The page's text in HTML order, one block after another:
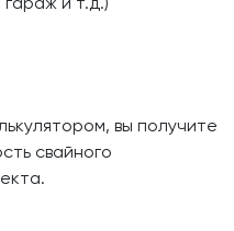
вы получите
свайного